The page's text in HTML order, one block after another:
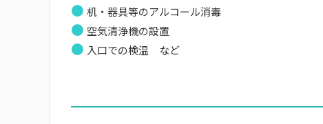
● 机・器具等のアルコール消毒
● 空気清浄機の設置
● 入口での検温 など